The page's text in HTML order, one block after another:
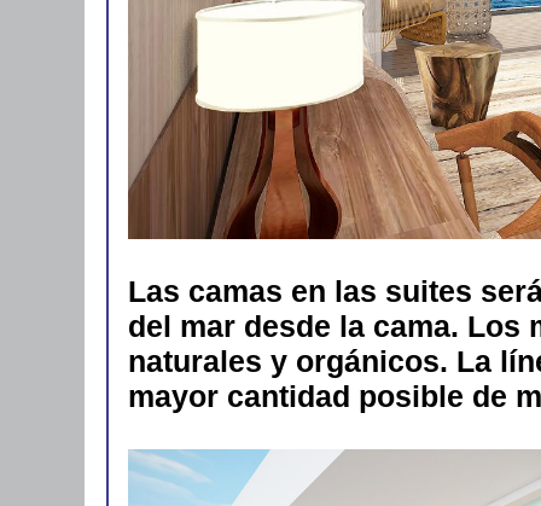
Las camas en las suites
del mar desde la cama. Los
naturales y orgánicos. La
mayor cantidad posible de